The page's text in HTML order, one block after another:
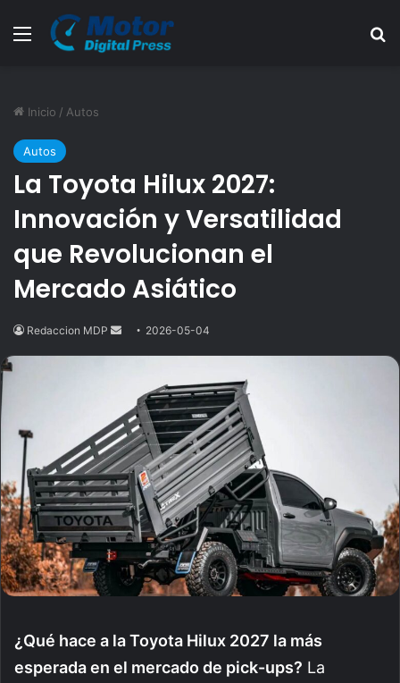
Menú
Inicio / Autos
Autos
La Toyota Hilux 2027:
Innovación y Versatilidad
que Revolucionan el
Mercado Asiático
Redaccion MDP
Send2026-05-04
¿Qué hace a la Toyota Hilux 2027 la más
esperada en el mercado de pick-ups? La